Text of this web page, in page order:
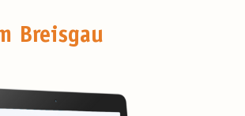
Breisgau